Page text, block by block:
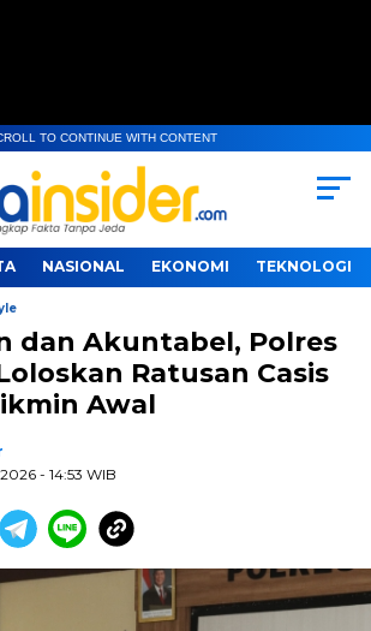
TO CONTINUE WITH CONTENT
NASIONAL EKONOMI TEKNOLOGI
dan Akuntabel, Polres
Ratusan Casis
Awal
- 14:53 WIB